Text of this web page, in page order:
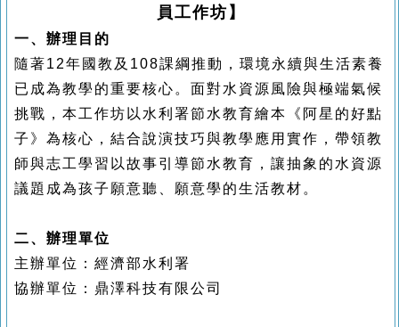
員工作坊】
一、 辦理目的
隨著12年國教及108課綱推動，環境永續與生活素養
已成為教學的重要核心。面對水資源風險與極端氣候
挑戰，本工作坊以水利署節水教育繪本《阿星的好點
子》為核心，結合說演技巧與教學應用實作，帶領教
師與志工學習以故事引導節水教育，讓抽象的水資源
議題成為孩子願意聽、願意學的生活教材。
二、 辦理單位
主辦單位：經濟部水利署
協辦單位：鼎澤科技有限公司